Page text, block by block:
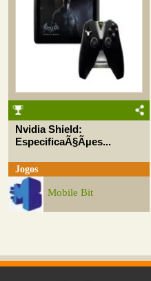
Nvidia Shield:
EspecificaÃ§Ãµes...
Jogos
Mobile Bit